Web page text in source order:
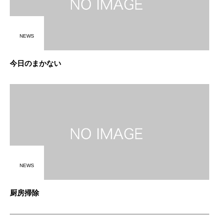
NEWS
今日のまかない
NEWS
厨房掃除